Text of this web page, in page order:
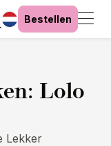
Bestellen
Lolo
Lekker